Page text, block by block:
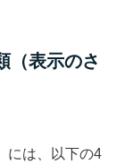
（表示のさ
には、以下の4